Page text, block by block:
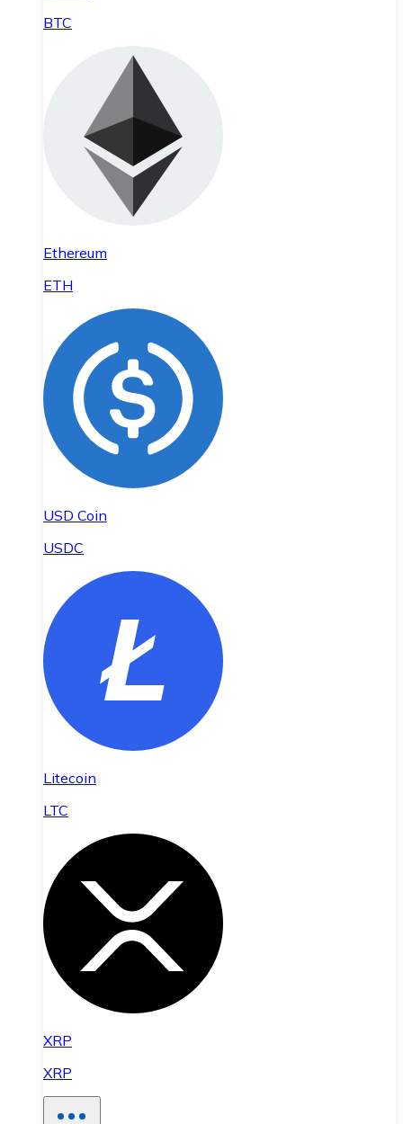
BTC
Ethereum
ETH
USD Coin
USDC
Litecoin
LTC
XRP
XRP